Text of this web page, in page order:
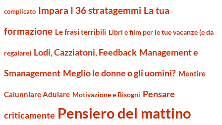
complicato Impara I 36 stratagemmi La tua
formazione Le frasi terribili Libri e film per le tue vacanze (e da
regalare) Lodi, Cazziatoni, Feedback Management e
Smanagement Meglio le donne o gli uomini? Mentire
Calunniare Adulare Motivazione e Bisogni Pensare
criticamente Pensiero del mattino